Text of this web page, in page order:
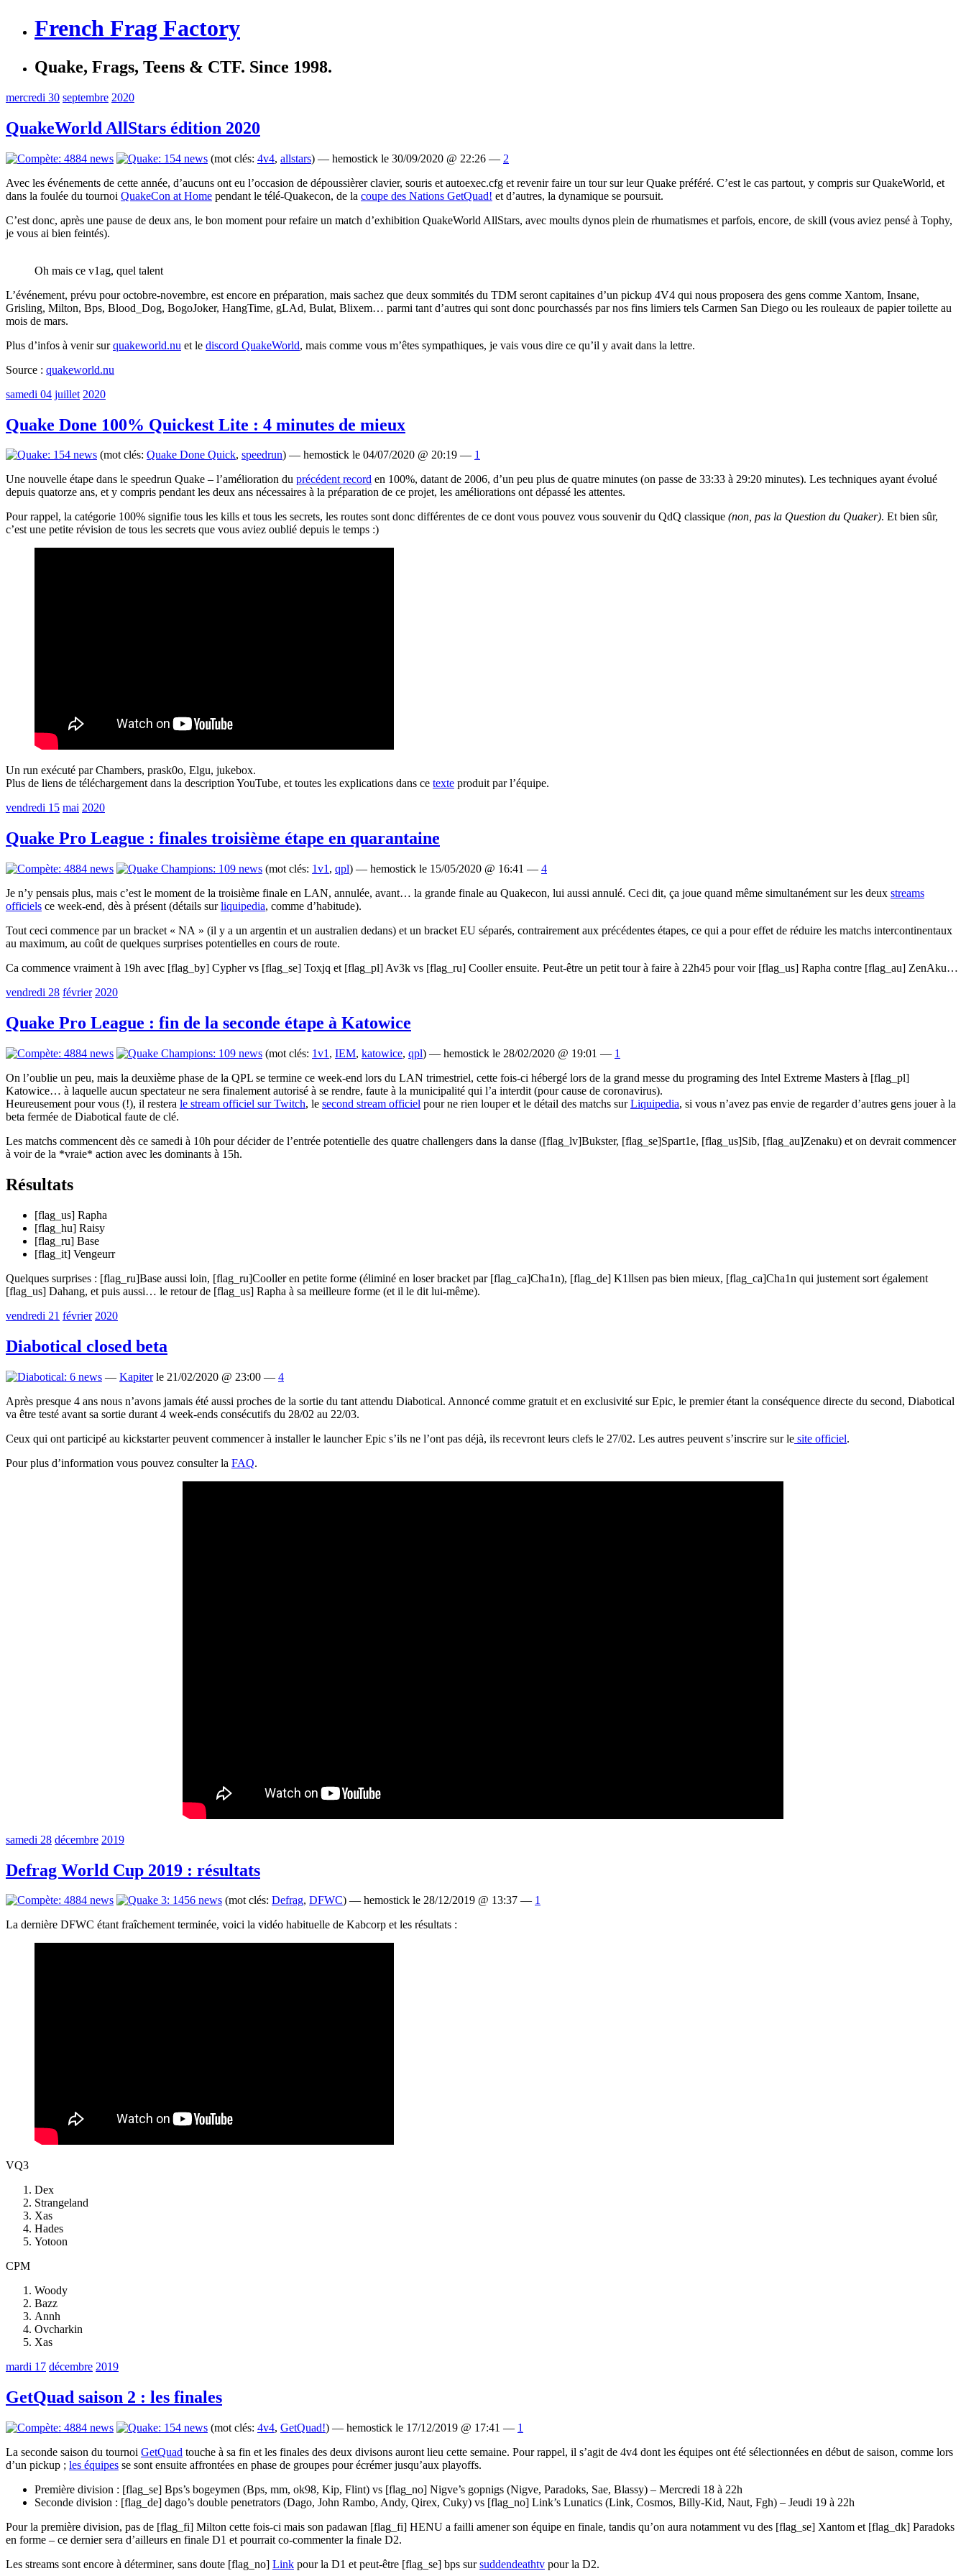
French Frag Factory
Quake, Frags, Teens & CTF. Since 1998.
mercredi 30 septembre 2020
QuakeWorld AllStars édition 2020
(mot clés: 4v4, allstars) — hemostick le 30/09/2020 @ 22:26 — 2
Avec les événements de cette année, d’aucuns ont eu l’occasion de dépoussièrer clavier, souris et autoexec.cfg et revenir faire un tour sur leur Quake préféré. C’est le cas partout, y compris sur QuakeWorld, et
dans la foulée du tournoi QuakeCon at Home pendant le télé-Quakecon, de la coupe des Nations GetQuad! et d’autres, la dynamique se poursuit.
C’est donc, après une pause de deux ans, le bon moment pour refaire un match d’exhibition QuakeWorld AllStars, avec moults dynos plein de rhumatismes et parfois, encore, de skill (vous aviez pensé à Tophy,
je vous ai bien feintés).
Oh mais ce v1ag, quel talent
L’événement, prévu pour octobre-novembre, est encore en préparation, mais sachez que deux sommités du TDM seront capitaines d’un pickup 4V4 qui nous proposera des gens comme Xantom, Insane,
Grisling, Milton, Bps, Blood_Dog, BogoJoker, HangTime, gLAd, Bulat, Blixem… parmi tant d’autres qui sont donc pourchassés par nos fins limiers tels Carmen San Diego ou les rouleaux de papier toilette au
mois de mars.
Plus d’infos à venir surquakeworld.nu et le discord QuakeWorld, mais comme vous m’êtes sympathiques, je vais vous dire ce qu’il y avait dans la lettre.
Source : quakeworld.nu
samedi 04 juillet 2020
Quake Done 100% Quickest Lite : 4 minutes de mieux
(mot clés: Quake Done Quick, speedrun) — hemostick le 04/07/2020 @ 20:19 — 1
Une nouvelle étape dans le speedrun Quake – l’amélioration du précédent record en 100%, datant de 2006, d’un peu plus de quatre minutes (on passe de 33:33 à 29:20 minutes). Les techniques ayant évolué
depuis quatorze ans, et y compris pendant les deux ans nécessaires à la préparation de ce projet, les améliorations ont dépassé les attentes.
Pour rappel, la catégorie 100% signifie tous les kills et tous les secrets, les routes sont donc différentes de ce dont vous pouvez vous souvenir du QdQ classique (non, pas la Question du Quaker). Et bien sûr,
c’est une petite révision de tous les secrets que vous aviez oublié depuis le temps :)
Un run exécuté par Chambers, prask0o, Elgu, jukebox.
Plus de liens de téléchargement dans la description YouTube, et toutes les explications dans ce texte produit par l’équipe.
vendredi 15 mai 2020
Quake Pro League : finales troisième étape en quarantaine
(mot clés: 1v1 , qpl) — hemostick le 15/05/2020 @ 16:41 — 4
Je n’y pensais plus, mais c’est le moment de la troisième finale en LAN, annulée, avant… la grande finale au Quakecon, lui aussi annulé. Ceci dit, ça joue quand même simultanément sur les deux streams
officiels ce week-end, dès à présent (détails surliquipedia, comme d’habitude).
Tout ceci commence par un bracket « NA » (il y a un argentin et un australien dedans) et un bracket EU séparés, contrairement aux précédentes étapes, ce qui a pour effet de réduire les matchs intercontinentaux
au maximum, au coût de quelques surprises potentielles en cours de route.
Ca commence vraiment à 19h avec [flag_by] Cypher vs [flag_se] Toxjq et [flag_pl] Av3k vs [flag_ru] Cooller ensuite. Peut-être un petit tour à faire à 22h45 pour voir [flag_us] Rapha contre [flag_au] ZenAku…
vendredi 28 février 2020
Quake Pro League : fin de la seconde étape à Katowice
(mot clés: 1v1 , IEM, katowice, qpl) — hemostick le 28/02/2020 @ 19:01 — 1
On l’oublie un peu, mais la deuxième phase de la QPL se termine ce week-end lors du LAN trimestriel, cette fois-ci hébergé lors de la grand messe du programing des Intel Extreme Masters à [flag_pl]
Katowice… à laquelle aucun spectateur ne sera finalement autorisé à se rendre, faute à la municipalité qui l’a interdit (pour cause de coronavirus).
Heureusement pour vous (!), il restera le stream officiel sur Twitch, le second stream officiel pour ne rien louper et le détail des matchs surLiquipedia, si vous n’avez pas envie de regarder d’autres gens jouer à la
beta fermée de Diabotical faute de clé.
Les matchs commencent dès ce samedi à 10h pour décider de l’entrée potentielle des quatre challengers dans la danse ([flag_lv]Bukster, [flag_se]Spart1e, [flag_us]Sib, [flag_au]Zenaku) et on devrait commencer
à voir de la *vraie* action avec les dominants à 15h.
Résultats
[flag_us] Rapha
[flag_hu] Raisy
[flag_ru] Base
[flag_it] Vengeurr
Quelques surprises : [flag_ru]Base aussi loin, [flag_ru]Cooller en petite forme (éliminé en loser bracket par [flag_ca]Cha1n), [flag_de] K1llsen pas bien mieux, [flag_ca]Cha1n qui justement sort également
[flag_us] Dahang, et puis aussi… le retour de [flag_us] Rapha à sa meilleure forme (et il le dit lui-même).
vendredi 21 février 2020
Diabotical closed beta
— Kapiterle 21/02/2020 @ 23:00 — 4
Après presque 4 ans nous n’avons jamais été aussi proches de la sortie du tant attendu Diabotical. Annoncé comme gratuit et en exclusivité sur Epic, le premier étant la conséquence directe du second, Diabotical
va être testé avant sa sortie durant 4 week-ends consécutifs du 28/02 au 22/03.
Ceux qui ont participé au kickstarter peuvent commencer à installer le launcher Epic s’ils ne l’ont pas déjà, ils recevront leurs clefs le 27/02. Les autres peuvent s’inscrire sur le site officiel.
Pour plus d’information vous pouvez consulter la FAQ.
samedi 28 décembre 2019
Defrag World Cup 2019 : résultats
(mot clés: Defrag, DFWC) — hemostick le 28/12/2019 @ 13:37 — 1
La dernière DFWC étant fraîchement terminée, voici la vidéo habituelle de Kabcorp et les résultats :
VQ3
Dex
Strangeland
Xas
Hades
Yotoon
CPM
Woody
Bazz
Annh
Ovcharkin
Xas
mardi 17 décembre 2019
GetQuad saison 2 : les finales
(mot clés: 4v4, GetQuad!) — hemostick le 17/12/2019 @ 17:41 — 1
La seconde saison du tournoi GetQuad touche à sa fin et les finales des deux divisons auront lieu cette semaine. Pour rappel, il s’agit de 4v4 dont les équipes ont été sélectionnées en début de saison, comme lors
d’un pickup ; les équipes se sont ensuite affrontées en phase de groupes pour écrémer jusqu’aux playoffs.
Première division : [flag_se] Bps’s bogeymen (Bps, mm, ok98, Kip, Flint) vs [flag_no] Nigve’s gopnigs (Nigve, Paradoks, Sae, Blassy) – Mercredi 18 à 22h
Seconde division : [flag_de] dago’s double penetrators (Dago, John Rambo, Andy, Qirex, Cuky) vs [flag_no] Link’s Lunatics (Link, Cosmos, Billy-Kid, Naut, Fgh) – Jeudi 19 à 22h
Pour la première division, pas de [flag_fi] Milton cette fois-ci mais son padawan [flag_fi] HENU a failli amener son équipe en finale, tandis qu’on aura notamment vu des [flag_se] Xantom et [flag_dk] Paradoks
en forme – ce dernier sera d’ailleurs en finale D1 et pourrait co-commenter la finale D2.
Les streams sont encore à déterminer, sans doute [flag_no] Link pour la D1 et peut-être [flag_se] bps sursuddendeathtv pour la D2.